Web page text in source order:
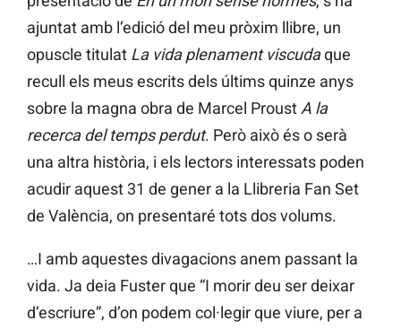
ajuntat amb l’edició del meu pròxim llibre, un
opuscle titulat La vida plenament viscudaque
recull els meus escrits dels últims quinze anys
sobre la magna obra de Marcel Proust A la
recerca del temps perdut. Però això és o serà
una altra història, i els lectors interessats poden
acudir aquest 31 de gener a la Llibreria Fan Set
de València, on presentaré tots dos volums.
…I amb aquestes divagacions anem passant la
vida. Ja deia Fuster que “I morir deu ser deixar
d’escriure”, d’on podem col·legir que viure, per a